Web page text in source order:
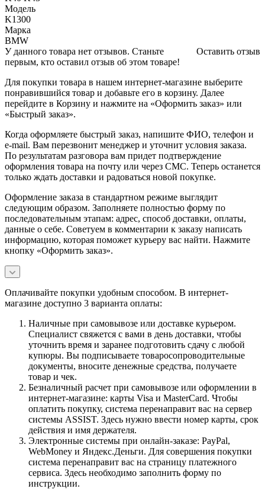
Модель
K1300
Марка
BMW
Оставить отзыв
У данного товара нет отзывов. Станьте
первым, кто оставил отзыв об этом товаре!
Для покупки товара в нашем интернет-магазине выберите
понравившийся товар и добавьте его в корзину. Далее
перейдите в Корзину и нажмите на «Оформить заказ» или
«Быстрый заказ».
Когда оформляете быстрый заказ, напишите ФИО, телефон и
e-mail. Вам перезвонит менеджер и уточнит условия заказа.
По результатам разговора вам придет подтверждение
оформления товара на почту или через СМС. Теперь останется
только ждать доставки и радоваться новой покупке.
Оформление заказа в стандартном режиме выглядит
следующим образом. Заполняете полностью форму по
последовательным этапам: адрес, способ доставки, оплаты,
данные о себе. Советуем в комментарии к заказу написать
информацию, которая поможет курьеру вас найти. Нажмите
кнопку «Оформить заказ».
Оплачивайте покупки удобным способом. В интернет-
магазине доступно 3 варианта оплаты:
Наличные при самовывозе или доставке курьером.
Специалист свяжется с вами в день доставки, чтобы
уточнить время и заранее подготовить сдачу с любой
купюры. Вы подписываете товаросопроводительные
документы, вносите денежные средства, получаете
товар и чек.
Безналичный расчет при самовывозе или оформлении в
интернет-магазине: карты Visa и MasterCard. Чтобы
оплатить покупку, система перенаправит вас на сервер
системы ASSIST. Здесь нужно ввести номер карты, срок
действия и имя держателя.
Электронные системы при онлайн-заказе: PayPal,
WebMoney и Яндекс.Деньги. Для совершения покупки
система перенаправит вас на страницу платежного
сервиса. Здесь необходимо заполнить форму по
инструкции.